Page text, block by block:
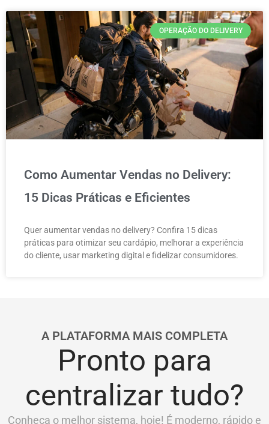
OPERAÇÃO DO DELIVERY
Como Aumentar Vendas no Delivery:
15 Dicas Práticas e Eficientes
Quer aumentar vendas no delivery? Confira 15 dicas
práticas para otimizar seu cardápio, melhorar a experiência
do cliente, usar marketing digital e fidelizar consumidores.
A PLATAFORMA MAIS COMPLETA
Pronto para
centralizar tudo?
Conheça o melhor sistema, hoje! É moderno, rápido e